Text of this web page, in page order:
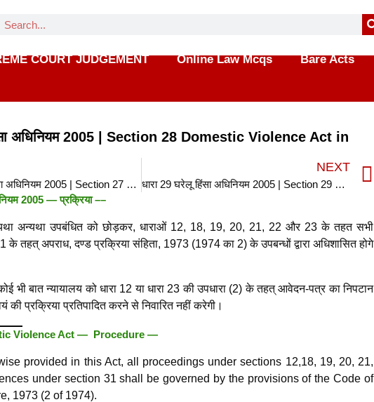
COURT JUDGEMENT Online Law Mcqs Bare Acts
अधिनियम 2005 | Section 28 Domestic Violence Act in
धारा 27 घरेलू हिंसा अधिनियम 2005 | Section 27 Domestic Violence Act in hindi
NEXT
धारा 29 घरेलू हिंसा अधिनियम 2005 | Section 29 Domestic Violence Act in hindi
2005 —प्रक्रिया ––
अन्यथा उपबंधित को छोड़कर, धाराओं 12, 18, 19, 20, 21, 22 और 23 के तहत सभी
के तहत् अपराध, दण्ड प्रक्रिया संहिता, 1973 (1974 का 2) के उपबन्धों द्वारा अधिशासित होगे
भी बात न्यायालय को धारा 12 या धारा 23 की उपधारा (2) के तहत् आवेदन-पत्र का निपटान
प्रक्रिया प्रतिपादित करने से निवारित नहीं करेगी।
Violence Act — Procedure —
provided in this Act, all proceedings under sections 12,18, 19, 20, 21,
under section 31 shall be governed by the provisions of the Code of
1973 (2 of 1974).